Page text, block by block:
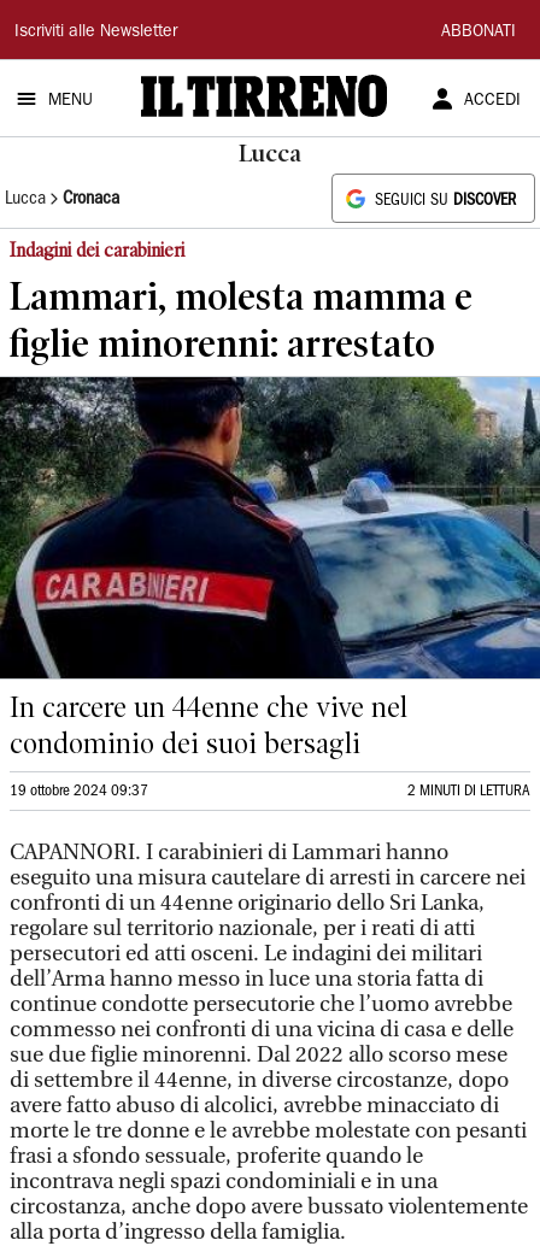
Il
Tirreno
Iscriviti alle Newsletter ABBONATI
MENU ACCEDI
Lucca
Lucca Cronaca SEGUICI SU DISCOVER
Indagini dei carabinieri
Lammari, molesta mamma e
figlie minorenni: arrestato
In carcere un 44enne che vive nel
condominio dei suoi bersagli
19 ottobre 2024 09:37 2 MINUTI DI LETTURA
CAPANNORI. I carabinieri di Lammari hanno
eseguito una misura cautelare di arresti in carcere nei
confronti di un 44enne originario dello Sri Lanka,
regolare sul territorio nazionale, per i reati di atti
persecutori ed atti osceni. Le indagini dei militari
dell’Arma hanno messo in luce una storia fatta di
continue condotte persecutorie che l’uomo avrebbe
commesso nei confronti di una vicina di casa e delle
sue due figlie minorenni. Dal 2022 allo scorso mese
di settembre il 44enne, in diverse circostanze, dopo
avere fatto abuso di alcolici, avrebbe minacciato di
morte le tre donne e le avrebbe molestate con pesanti
frasi a sfondo sessuale, proferite quando le
incontrava negli spazi condominiali e in una
circostanza, anche dopo avere bussato violentemente
alla porta d’ingresso della famiglia.